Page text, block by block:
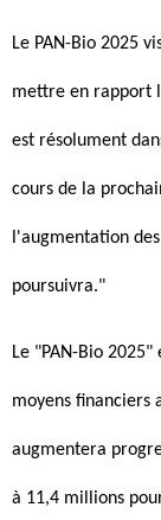
Le PAN-Bio 2025
mettre en rapport
est résolument
cours de la
l'augmentation
poursuivra."
Le "PAN-Bio
moyens financiers
augmentera
à 11,4 millions